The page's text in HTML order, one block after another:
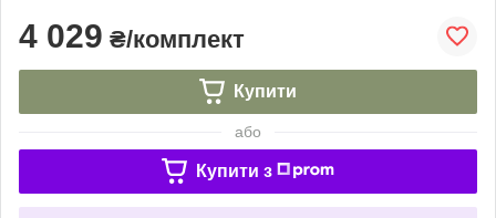
4 029 ₴/комплект
Купити
або
Купити з